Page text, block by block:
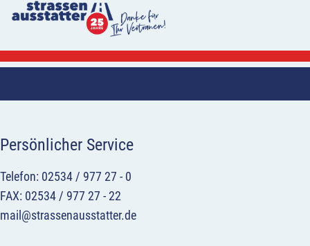
Persönlicher Service
Telefon: 02534 / 977 27 - 0
FAX: 02534 / 977 27 - 22
mail@strassenausstatter.de